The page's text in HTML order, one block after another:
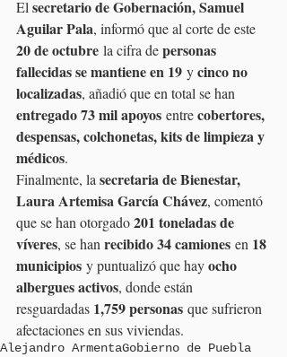
El secretario de Gobernación, Samuel
Aguilar Pala, informó que al corte de este
20 de octubre la cifra de personas
fallecidas se mantiene en 19 y cinco no
localizadas, añadió que en total se han
entregado 73 mil apoyos entre cobertores,
despensas, colchonetas, kits de limpieza y
médicos.
Finalmente, la secretaria de Bienestar,
Laura Artemisa García Chávez, comentó
que se han otorgado 201 toneladas de
víveres, se han recibido 34 camiones en 18
municipios y puntualizó que hay ocho
albergues activos, donde están
resguardadas 1,759 personas que sufrieron
afectaciones en sus viviendas.
Alejandro ArmentaGobierno de Puebla